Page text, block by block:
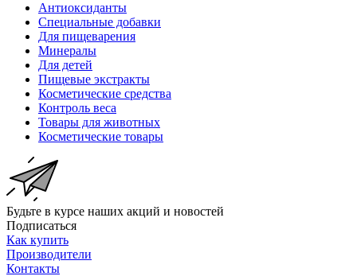
Антиоксиданты
Специальные добавки
Для пищеварения
Минералы
Для детей
Пищевые экстракты
Косметические средства
Контроль веса
Товары для животных
Косметические товары
Будьте в курсе наших акций и новостей
Подписаться
Как купить
Производители
Контакты